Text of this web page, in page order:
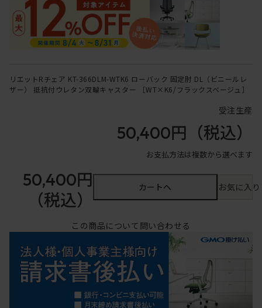
リエットRチェア KT-366DLM-WTK6 ローバック 固定肘 DL（ビニールレ
ザー） 抵抗付ウレタン双輪キャスター ［WT×K6/フラックスベージュ］
受注生産
50,400円 （税込）
お支払方法は複数から選べます
50,400円
（税込）
カートへ お気に入
この商品について問い合わせる